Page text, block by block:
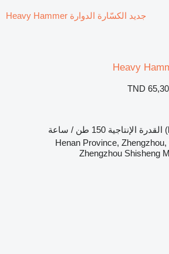
جديد الكسّارة الدوارة Heavy Hammer
Heavy
TND
القدرة الإنتاجية 150 طن / ساعة
Zhengzhou Shisheng